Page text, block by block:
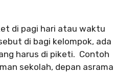
di pagi hari atau waktu
di bagi kelompok, ada
harus di piketi. Contoh
sekolah, depan asrama